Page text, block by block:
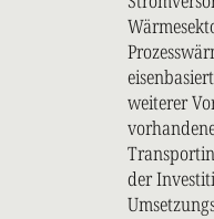
weiterer
der